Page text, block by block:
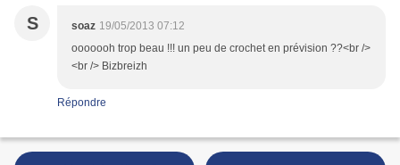
S soaz 19/05/2013 07:12
ooooooh trop beau !!! un peu de crochet en prévision ??<br />
<br /> Bizbreizh
Répondre